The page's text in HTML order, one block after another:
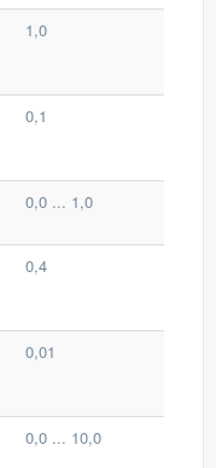
1,0
0,1
0,0 ... 1,0
0,4
0,01
0,0 ... 10,0